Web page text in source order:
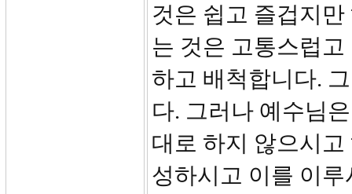
것은 쉽고 즐겁지
는 것은 고통스럽
하고 배척합니다.
다. 그러나 예수님
대로 하지 않으시
성하시고 이를 이